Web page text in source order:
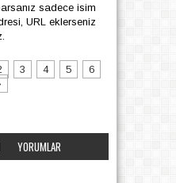
sadece isim
URL eklerseniz
3 4 5
6
YORUMLAR